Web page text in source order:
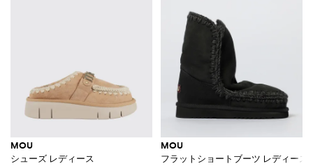
MOU
シューズ レディース
MOU
フラットショートブーツ レディース